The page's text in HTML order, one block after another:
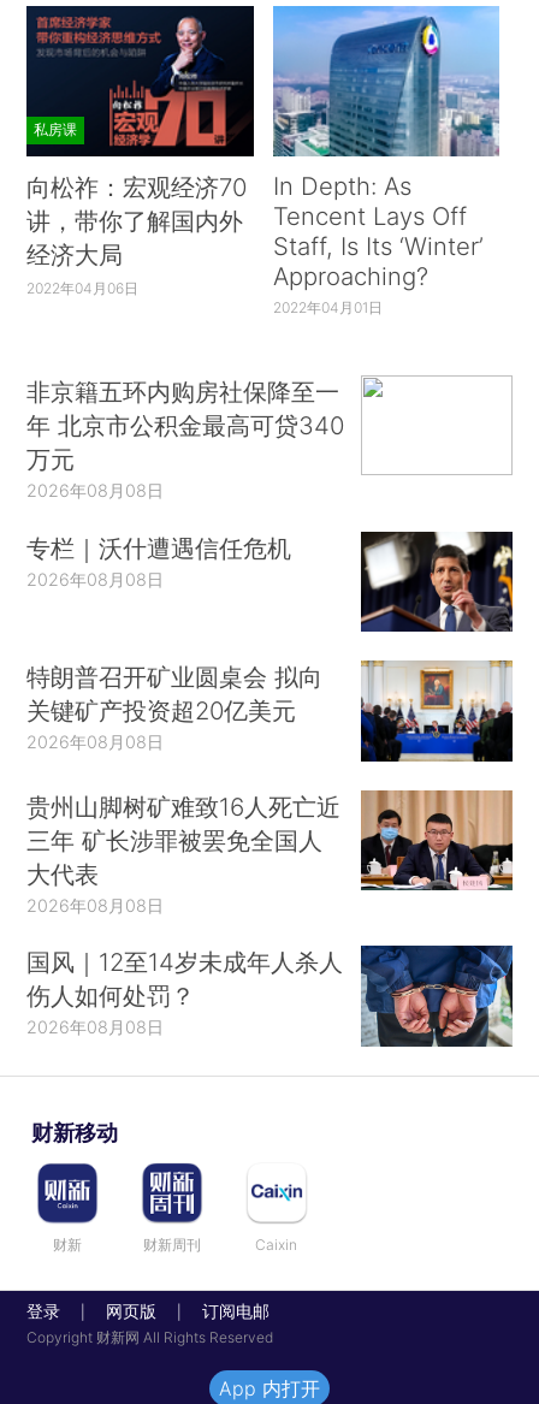
私房课
向松祚：宏观经济70
讲，带你了解国内外
经济大局
2022年04月06日
In Depth: As
Tencent Lays Off
Staff, Is Its ‘Winter’
Approaching?
2022年04月01日
非京籍五环内购房社保降至一
年 北京市公积金最高可贷340
万元
2026年08月08日
专栏｜沃什遭遇信任危机
2026年08月08日
特朗普召开矿业圆桌会 拟向
关键矿产投资超20亿美元
2026年08月08日
贵州山脚树矿难致16人死亡近
三年 矿长涉罪被罢免全国人
大代表
2026年08月08日
国风｜12至14岁未成年人杀人
伤人如何处罚？
2026年08月08日
财新移动
财新 财新周刊 Caixin
登录 网页版 订阅电邮
Copyright 财新网 All Rights Reserved
App 内打开